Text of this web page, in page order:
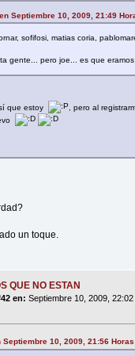
Septiembre 10, 2009, 21:49
sofifosi, matias coria,
gente... pero joe... es que eramos
que estoy
, pero al
un toque.
QUE NO ESTAN
en: Septiembre 10, 2009,
Septiembre 10, 2009, 21:56 Horas